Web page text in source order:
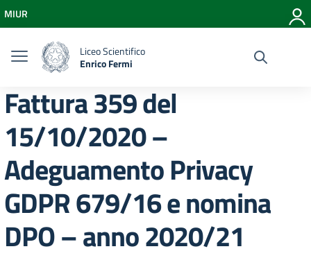
Vai al menu di navigazione
Vai al footer
MIUR
Liceo Scientifico
Enrico Fermi
Fattura 359 del
15/10/2020 –
Adeguamento Privacy
GDPR 679/16 e nomina
DPO – anno 2020/21